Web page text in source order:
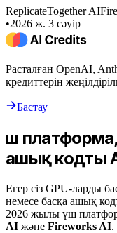
ReplicateTogether AI
•2026 ж. 3 сәуір
Расталған OpenAI,
кредиттерін
Бастау
Үш
ашық кодты
Егер сіз GPU-ларды
немесе басқа ашық
2026 жылы үш
AI және Fireworks AI.